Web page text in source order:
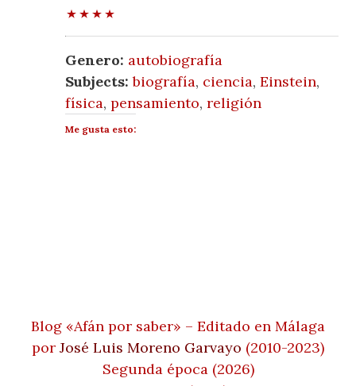
Genero: autobiografía
Subjects: biografía, ciencia,Einstein,
física,pensamiento,religión
Me gusta esto:
Blog «Afán por saber» – Editado en Málaga
por José Luis Moreno Garvayo (2010-2023)
Segunda época (2026)